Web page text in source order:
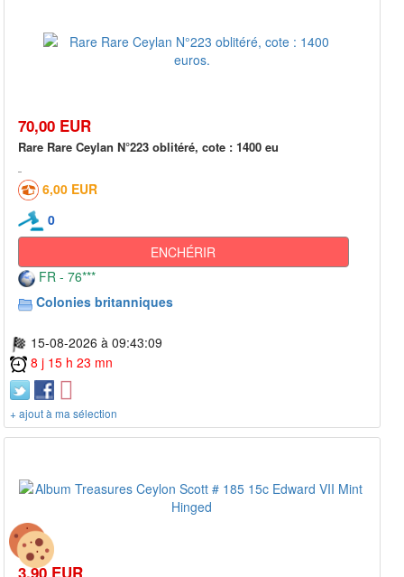
70,00 EUR
Rare Rare Ceylan N°223 oblitéré, cote : 1400 eu
6,00 EUR
0
ENCHÉRIR
FR - 76***
Colonies britanniques
15-08-2026 à 09:43:09
8 j 15 h 23 mn
+ ajout à ma sélection
3,90 EUR